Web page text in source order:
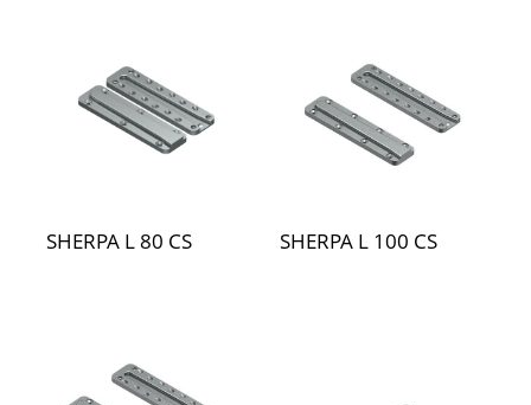
SHERPA L 80 CS SHERPA L 100 CS